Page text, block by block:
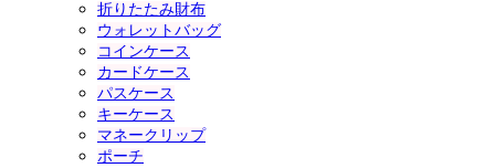
折りたたみ財布
ウォレットバッグ
コインケース
カードケース
パスケース
キーケース
マネークリップ
ポーチ